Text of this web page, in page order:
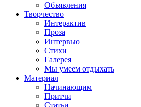
Объявления
Творчество
Интерактив
Проза
Интервью
Стихи
Галерея
Мы умеем отдыхать
Материал
Начинающим
Притчи
Статьи